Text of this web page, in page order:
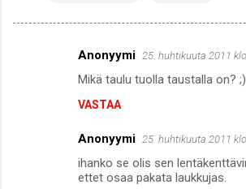
Anonyymi 25. huhtikuuta 2011
Mikä taulu tuolla taustalla on? ;)
VASTAA
Anonyymi 25. huhtikuuta 2011
ihanko se olis sen
ettet osaa pakata laukkujas.